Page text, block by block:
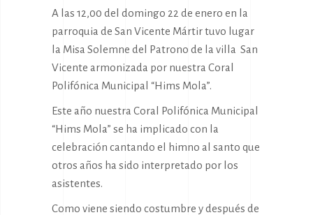
A las 12,00 del domingo 22 de enero en la
parroquia de San Vicente Mártir tuvo lugar
la Misa Solemne del Patrono de la villa San
Vicente armonizada por nuestra Coral
Polifónica Municipal “Hims Mola”.
Este año nuestra Coral Polifónica Municipal
“Hims Mola” se ha implicado con la
celebración cantando el himno al santo que
otros años ha sido interpretado por los
asistentes.
Como viene siendo costumbre y después de